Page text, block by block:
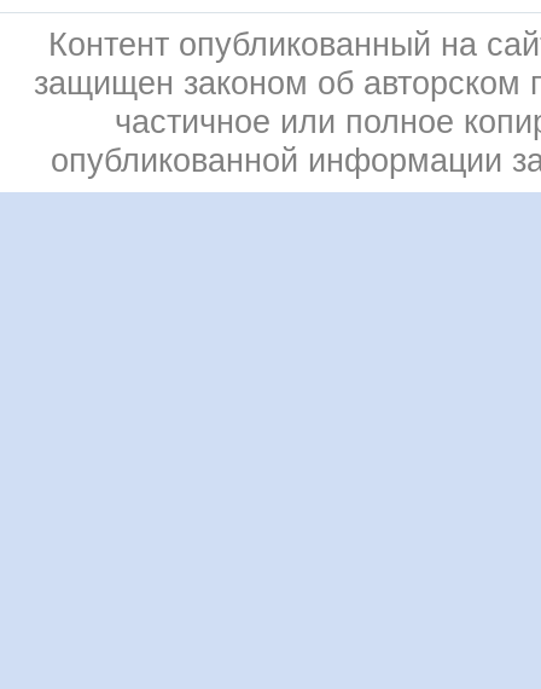
Контент опубликованный на
защищен законом об авторском
частичное или полное
опубликованной информации